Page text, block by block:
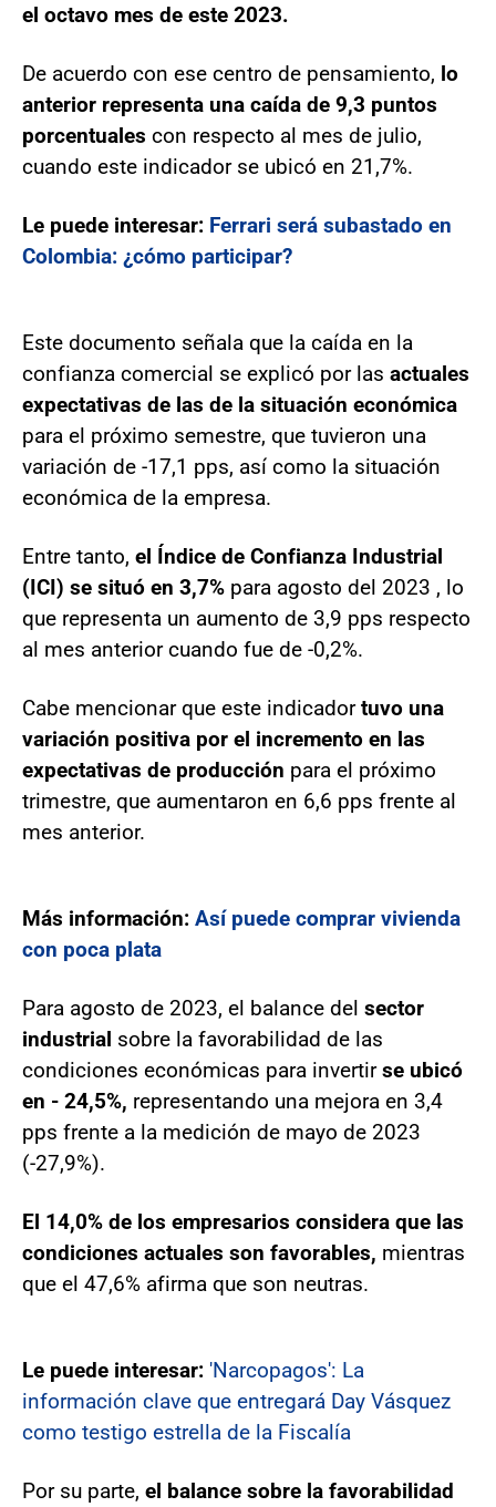
el octavo mes de este 2023.
De acuerdo con ese centro de pensamiento, lo
anterior representa una caída de 9,3 puntos
porcentuales con respecto al mes de julio,
cuando este indicador se ubicó en 21,7%.
Le puede interesar: Ferrari será subastado en
Colombia: ¿cómo participar?
Este documento señala que la caída en la
confianza comercial se explicó por las actuales
expectativas de las de la situación económica
para el próximo semestre, que tuvieron una
variación de -17,1 pps, así como la situación
económica de la empresa.
Entre tanto, el Índice de Confianza Industrial
(ICI) se situó en 3,7% para agosto del 2023 , lo
que representa un aumento de 3,9 pps respecto
al mes anterior cuando fue de -0,2%.
Cabe mencionar que este indicadortuvo una
variación positiva por el incremento en las
expectativas de producción para el próximo
trimestre, que aumentaron en 6,6 pps frente al
mes anterior.
Más información: Así puede comprar vivienda
con poca plata
Para agosto de 2023, el balance del sector
industrial sobre la favorabilidad de las
condiciones económicas para invertirse ubicó
en - 24,5%, representando una mejora en 3,4
pps frente a la medición de mayo de 2023
(-27,9%).
El 14,0% de los empresarios considera que las
condiciones actuales son favorables, mientras
que el 47,6% afirma que son neutras.
Le puede interesar: 'Narcopagos': La
información clave que entregará Day Vásquez
como testigo estrella de la Fiscalía
Por su parte, el balance sobre la favorabilidad